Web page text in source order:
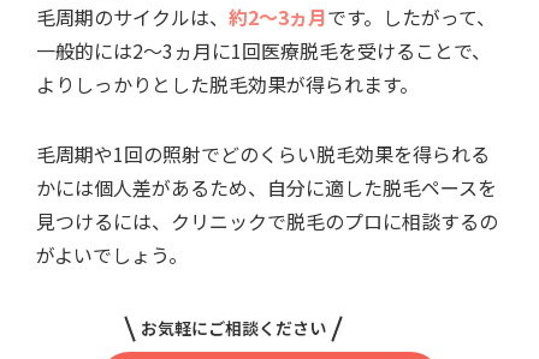
毛周期のサイクルは、 約2～3ヵ月です。したがって、
一般的には2～3ヵ月に1回医療脱毛を受けることで、
よりしっかりとした脱毛効果が得られます。
毛周期や1回の照射でどのくらい脱毛効果を得られる
かには個人差があるため、自分に適した脱毛ペースを
見つけるには、クリニックで脱毛のプロに相談するの
がよいでしょう。
お気軽にご相談ください